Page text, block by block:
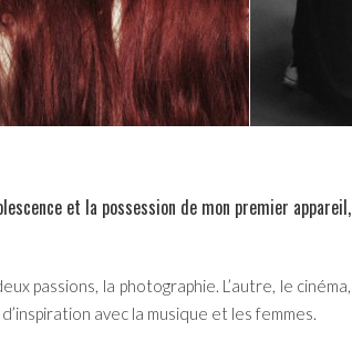
et la possession de mon premier appareil,
passions, la photographie. L’autre, le cinéma,
avec la musique et les femmes.